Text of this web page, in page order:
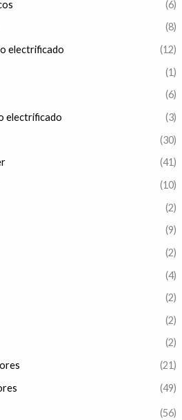
(6)
(8)
electrificado
(12)
(1)
(6)
electrificado
(3)
(30)
(41)
(10)
(2)
(9)
(2)
(4)
(2)
(2)
(2)
(21)
(49)
(56)